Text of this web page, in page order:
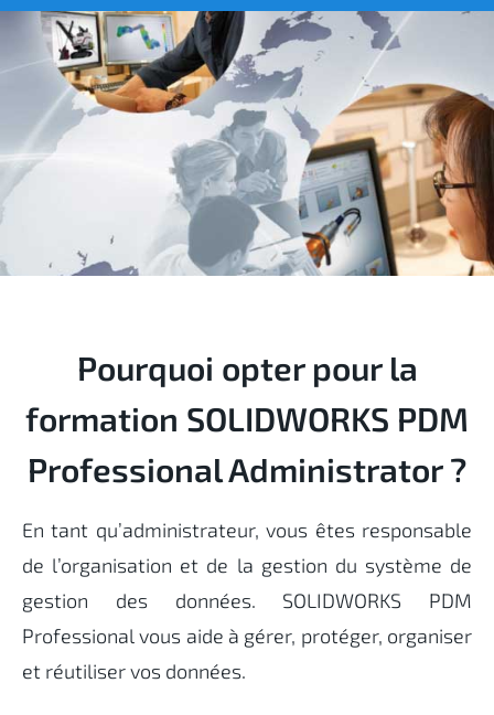
Pourquoi opter pour la
formation SOLIDWORKS PDM
Professional Administrator ?
En tant qu’administrateur, vous êtes responsable
de l’organisation et de la gestion du système de
gestion des données. SOLIDWORKS PDM
Professional vous aide à gérer, protéger, organiser
et réutiliser vos données.